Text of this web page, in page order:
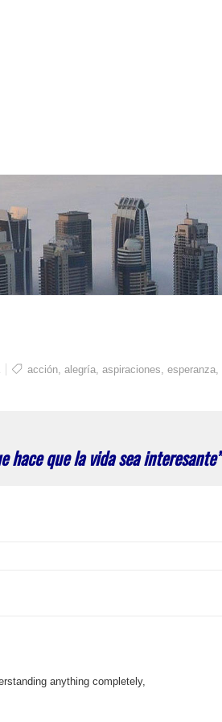
acción, alegría, aspiraciones, esperanza,
hace que la vida sea interesante”
anything completely,